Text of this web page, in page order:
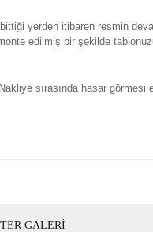
yerden itibaren resmin
edilmiş bir şekilde
sırasında hasar görmesi
GALERİ